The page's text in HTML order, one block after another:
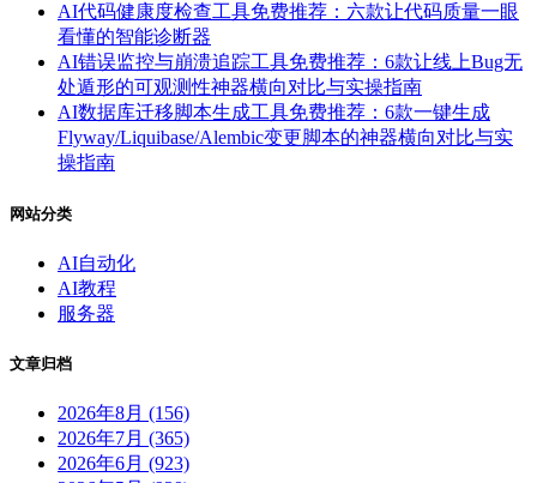
AI代码健康度检查工具免费推荐：六款让代码质量一眼
看懂的智能诊断器
AI错误监控与崩溃追踪工具免费推荐：6款让线上Bug无
处遁形的可观测性神器横向对比与实操指南
AI数据库迁移脚本生成工具免费推荐：6款一键生成
Flyway/Liquibase/Alembic变更脚本的神器横向对比与实
操指南
网站分类
AI自动化
AI教程
服务器
文章归档
2026年8月 (156)
2026年7月 (365)
2026年6月 (923)